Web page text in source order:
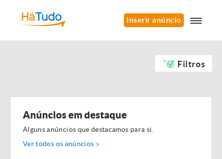
Inserir anúncio
Filtros
Anúncios em destaque
Alguns anúncios que destacamos para si.
Ver todos os anúncios